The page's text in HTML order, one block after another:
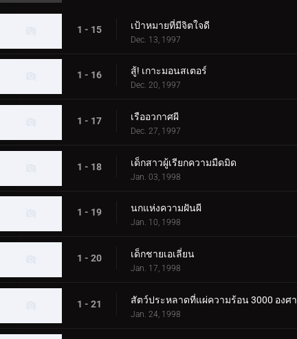
1 - 15 เป้าหมายที่มีจิตใจดี
Dec. 13, 1997
1 - 16 สู้! เกาะมอนสเตอร์
Dec. 20, 1997
1 - 17 เรืออวกาศผี
Dec. 27, 1997
1 - 18 เด็กสาวผู้เรียกความมืดมิด
Jan. 03, 1998
1 - 19 นกแห่งความฝันผี
Jan. 10, 1998
1 - 20 เด็กชายเอเลี่ยน
Jan. 17, 1998
1 - 21 สัตว์ประหลาดที่แผ่ความร้อน 3000 องศา
Jan. 24, 1998